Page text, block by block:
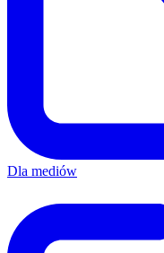
Dla mediów